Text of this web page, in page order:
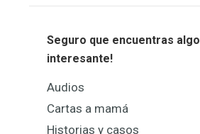
Seguro que encuentras algo
interesante!
Audios
Cartas a mamá
Historias y casos